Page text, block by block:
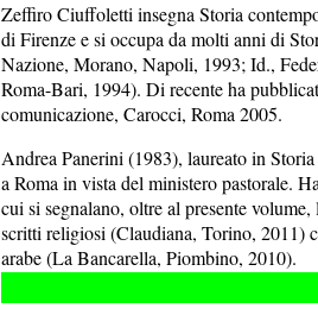
Zeffiro Ciuffoletti insegna Storia
di Firenze e si occupa da molti anni di
Nazione, Morano, Napoli, 1993; Id.,
Roma-Bari, 1994). Di recente ha
comunicazione, Carocci, Roma 2005.
Andrea Panerini (1983), laureato in
a Roma in vista del ministero pastorale.
cui si segnalano, oltre al presente
scritti religiosi (Claudiana, Torino, 2011)
arabe (La Bancarella, Piombino, 2010).